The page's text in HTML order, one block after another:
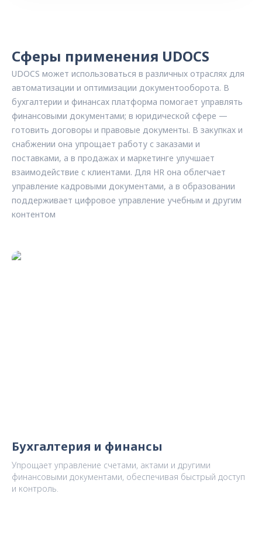
Сферы применения UDOCS
UDOCS может использоваться в различных отраслях для
автоматизации и оптимизации документооборота. В
бухгалтерии и финансах платформа помогает управлять
финансовыми документами; в юридической сфере —
готовить договоры и правовые документы. В закупках и
снабжении она упрощает работу с заказами и
поставками, а в продажах и маркетинге улучшает
взаимодействие с клиентами. Для HR она облегчает
управление кадровыми документами, а в образовании
поддерживает цифровое управление учебным и другим
контентом
Бухгалтерия и финансы
Упрощает управление счетами, актами и другими
финансовыми документами, обеспечивая быстрый доступ
и контроль.